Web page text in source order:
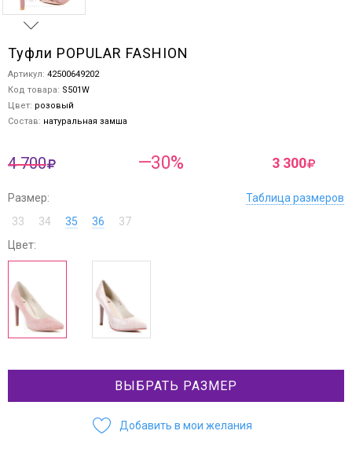
Туфли POPULAR FASHION
Артикул: 42500649202
Код товара: S501W
Цвет: розовый
Состав: натуральная замша
4 700 —30% 3 300
Размер:
Таблица размеров
33
34 35 36
37
Цвет:
ВЫБРАТЬ РАЗМЕР
Добавить в мои желания